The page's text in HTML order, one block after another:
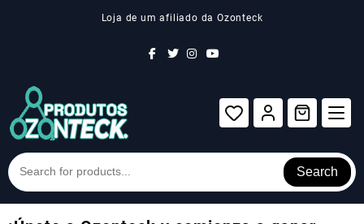
Loja de um afiliado da Ozonteck
Search